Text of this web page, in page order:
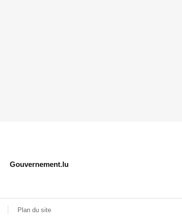
Gouvernement.lu
Plan du site